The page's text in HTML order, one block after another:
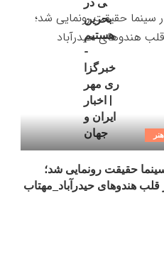
سینما حقیقت رونمایی شد؛
قلب هندوهای حیدرآباد_مهتاب